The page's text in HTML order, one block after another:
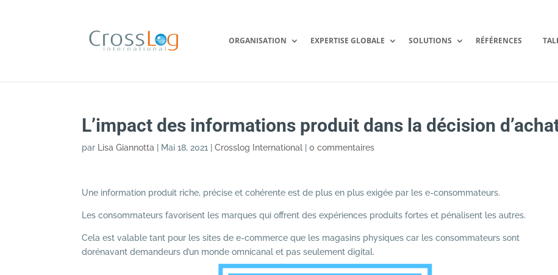
ORGANISATION EXPERTISE GLOBALE SOLUTIONS RÉFÉRENCES
L’impact des informations produit dans la décision
par Lisa Giannotta Mai 18, 2021 |Crosslog International |0 commentaires
Une information produit riche, précise et cohérente est de plus en plus exigée par les e-consommateurs.
Les consommateurs favorisent les marques qui offrent des expériences produits fortes et pénalisent les autres.
Cela est valable tant pour les sites de e-commerce que les magasins physiques car les consommateurs sont
dorénavant demandeurs d’un monde omnicanal et pas seulement digital.